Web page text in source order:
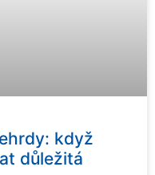
když
důležitá